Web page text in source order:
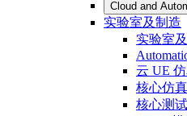
Cloud and
实验室及制造
实验室
云 UE
核心仿真
核心测试